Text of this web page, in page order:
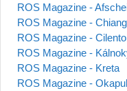
ROS Magazine -
ROS Magazine -
ROS Magazine -
ROS Magazine -
ROS Magazine - Kreta
ROS Magazine -